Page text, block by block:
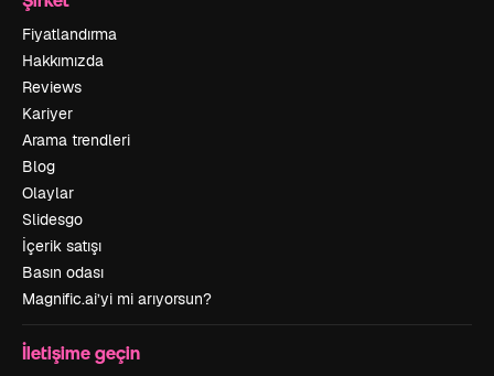
Fiyatlandırma
Hakkımızda
Reviews
Kariyer
Arama trendleri
Blog
Olaylar
Slidesgo
İçerik satışı
Basın odası
Magnific.ai’yi mi arıyorsun?
İletişime geçin